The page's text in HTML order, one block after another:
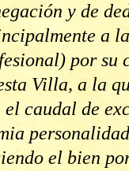
y de
a
por su
Villa, a la
el caudal de
el bien